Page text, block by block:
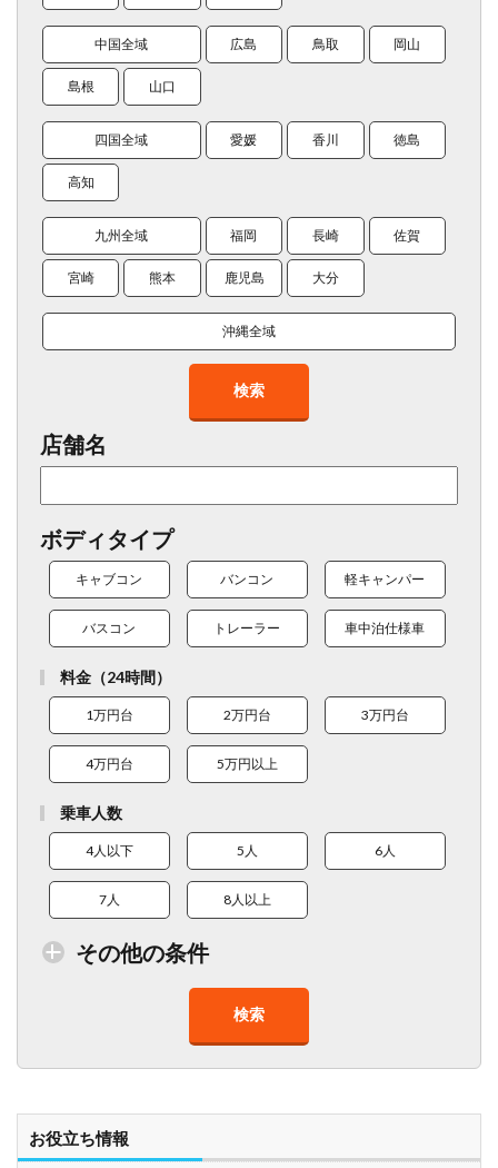
中国全域 広島 鳥取 岡山
島根 山口
四国全域 愛媛 香川 徳島
高知
九州全域 福岡 長崎 佐賀
宮崎 熊本 鹿児島 大分
沖縄全域
検索
店舗名
ボディタイプ
キャブコン バンコン 軽キャンパー
バスコン トレーラー 車中泊仕様車
料金（24時間）
1万円台 2万円台 3万円台
4万円台 5万円以上
乗車人数
4人以下 5人 6人
7人 8人以上
その他の条件
車椅子対応
検索
お役立ち情報